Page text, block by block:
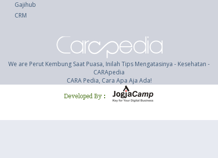
Gajihub
CRM
We are Perut Kembung Saat Puasa, Inilah Tips Mengatasinya - Kesehatan -
CARApedia
CARA Pedia, Cara Apa Aja Ada!